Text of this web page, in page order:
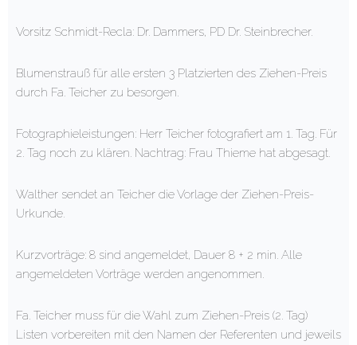
Vorsitz Schmidt-Recla: Dr. Dammers, PD Dr. Steinbrecher.
Blumenstrauß für alle ersten 3 Platzierten des Ziehen-Preis
durch Fa. Teicher zu besorgen.
Fotographieleistungen: Herr Teicher fotografiert am 1. Tag. Für
2. Tag noch zu klären. Nachtrag: Frau Thieme hat abgesagt.
Walther sendet an Teicher die Vorlage der Ziehen-Preis-
Urkunde.
Kurzvorträge: 8 sind angemeldet, Dauer 8 + 2 min. Alle
angemeldeten Vorträge werden angenommen.
Fa. Teicher muss für die Wahl zum Ziehen-Preis (2. Tag)
Listen vorbereiten mit den Namen der Referenten und jeweils